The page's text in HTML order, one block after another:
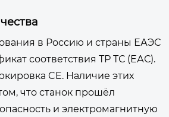
в Россию и страны ЕАЭС
соответствия ТР ТС (ЕАС).
CE. Наличие этих
что станок прошёл
и электромагнитную